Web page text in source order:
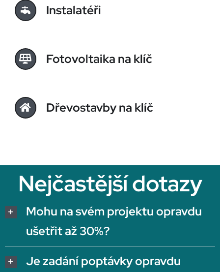
Instalatéři
Fotovoltaika na klíč
Dřevostavby na klíč
Nejčastější dotazy
Mohu na svém projektu opravdu
ušetřit až 30%?
Je zadání poptávky opravdu